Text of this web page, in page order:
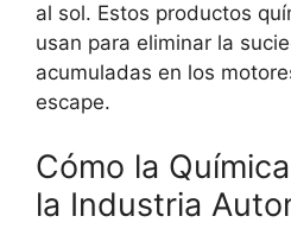
al sol. Estos productos
usan para eliminar la
acumuladas en los
escape.
Cómo la
la Industria